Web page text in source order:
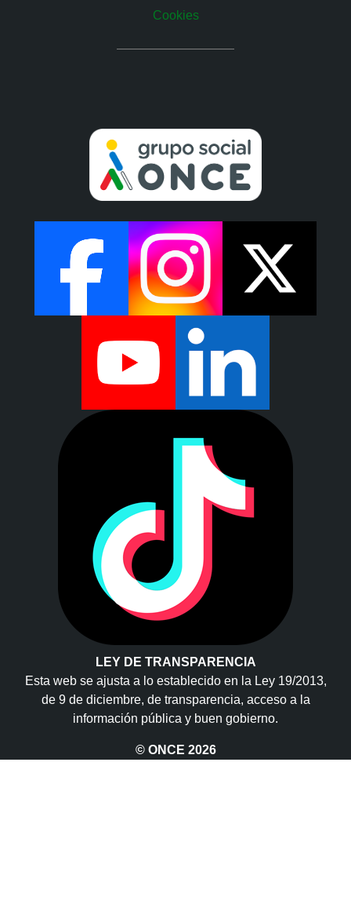
Cookies
LEY DE TRANSPARENCIA
Esta web se ajusta a lo establecido en la Ley 19/2013,
de 9 de diciembre, de transparencia, acceso a la
información pública y buen gobierno.
© ONCE 2026